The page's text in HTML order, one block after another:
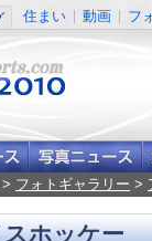
住まい 動画 フ
> フォトギャラリー >
ホッケー